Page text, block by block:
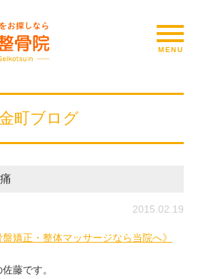
町ブログ
2015.02.19
矯正・整体マッサージなら当院へ》
藤です。